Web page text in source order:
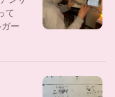
て
ー